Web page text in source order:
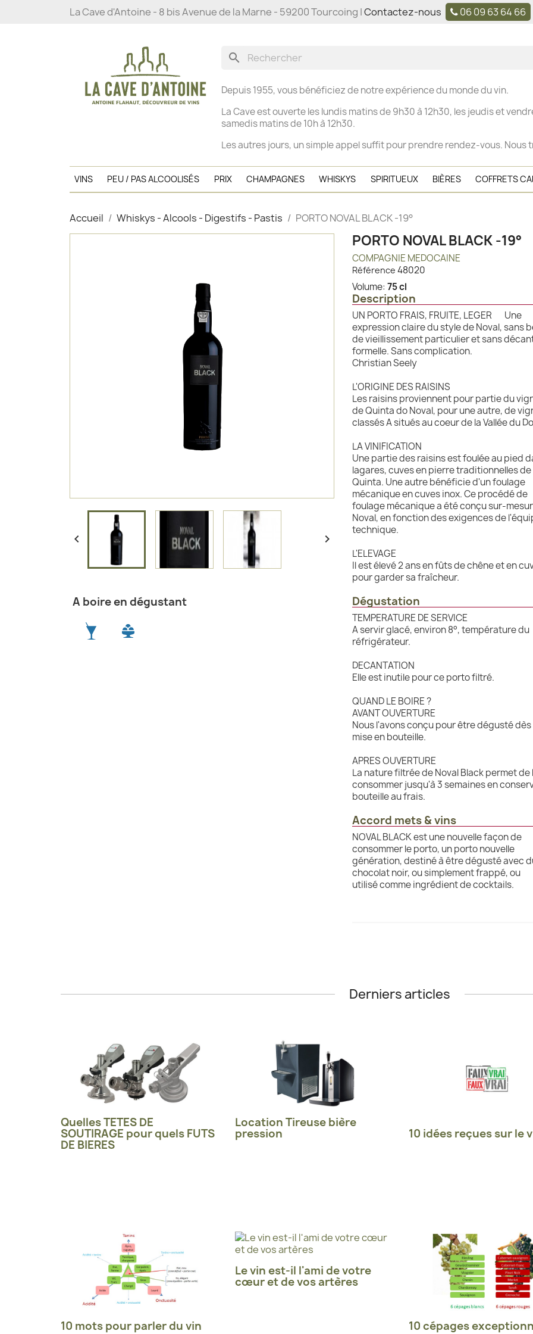
La Cave d'Antoine - 8 bis Avenue de la Marne - 59200 Tourcoing |Contactez-nous 06 09 63 64 66
search
Depuis 1955, vous bénéficiez de notre expérience du monde du vin.
La Cave est ouverte leslundis matins de 9h30 à 12h30, les jeudis et
samedis matins de 10h à 12h30.
Les autres jours, un simple appel suffit pour prendre rendez-vous. Nous
VINS PEU / PAS ALCOOLISÉS PRIX CHAMPAGNES WHISKYS SPIRITUEUX BIÈRES COFFRETS
Accueil Whiskys - Alcools - Digestifs - Pastis PORTO NOVAL BLACK -19°
 
A boire en dégustant
PORTO NOVAL BLACK -19°
COMPAGNIE MEDOCAINE
Référence 48020
Volume: 75 cl
Description
UN PORTO FRAIS, FRUITE, LEGER Une
expression claire du style de Noval, sans
de vieillissement particulier et sans
formelle. Sans complication.
Christian Seely
L'ORIGINE DES RAISINS
Les raisins proviennent pour partie du
de Quinta do Noval, pour une autre, de
classés A situés au coeur de la Vallée du
LA VINIFICATION
Une partie des raisins est foulée au pied
lagares, cuves en pierre traditionnelles de
Quinta. Une autre bénéficie d'un foulage
mécanique en cuves inox. Ce procédé de
foulage mécanique a été conçu sur-
Noval, en fonction des exigences de
technique.
L'ELEVAGE
Il est élevé 2 ans en fûts de chêne et en
pour garder sa fraîcheur.
Dégustation
TEMPERATURE DE SERVICE
A servir glacé, environ 8°, température du
réfrigérateur.
DECANTATION
Elle est inutile pour ce porto filtré.
QUAND LE BOIRE ?
AVANT OUVERTURE
Nous l'avons conçu pour être dégusté dès
mise en bouteille.
APRES OUVERTURE
La nature filtrée de Noval Black permet de
consommer jusqu'à 3 semaines en
bouteille au frais.
Accord mets & vins
NOVAL BLACK est une nouvelle façon de
consommer le porto, un porto nouvelle
génération, destiné à être dégusté avec
chocolat noir, ou simplement frappé, ou
utilisé comme ingrédient de cocktails.
Derniers articles
Quelles TETES DE
SOUTIRAGE pour quels FUTS
DE BIERES
Location Tireuse bière
pression 10 idées reçues sur le
10 mots pour parler du vin
Le vin est-il l'ami de votre
cœur et de vos artères
10 cépages